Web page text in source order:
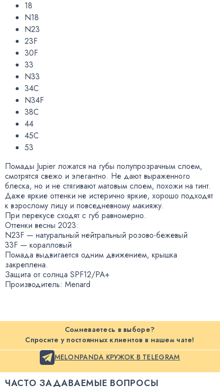
18
N18
N23
23F
30F
33
N33
34C
N34F
38C
44
45C
53
Помады Jupier ложатся на губы полупрозрачным слоем,
смотрятся свежо и элегантно. Не дают выраженного
блеска, но и не стягивают матовым слоем, похожи на тинт.
Даже яркие оттенки не истерично яркие, хорошо подходят
к взрослому лицу и повседневному макияжу.
При перекусе сходят с губ равномерно.
Оттенки весны 2023:
N23F — натуральный нейтральный розово-бежевый
33F — коралловый
Помада выдвигается одним движением, крышка
закреплена.
Защита от солнца SPF12/PA+
Производитель: Menard
Сомневаетесь в выборе?
Спросите у постоянных клиентов в нашем чате!
MELONPANDA КРУЖОК В TELEGRAM
ЧАСТО ЗАДАВАЕМЫЕ ВОПРОСЫ